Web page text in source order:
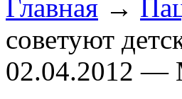
Главная →
советуют
02.04.2012 —